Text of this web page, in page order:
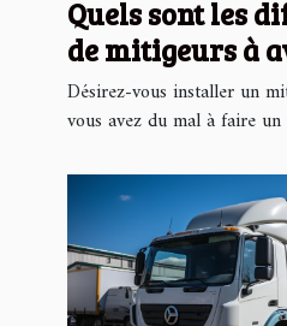
Quels sont les
de mitigeurs à
Désirez-vous installer un
vous avez du mal à faire